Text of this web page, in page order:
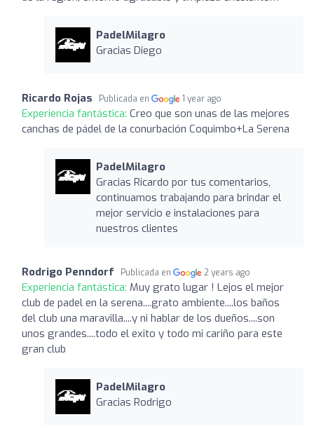
PadelMilagro
Gracias Diego
Ricardo Rojas Publicada en 1 year ago
Experiencia fantástica: Creo que son unas de las mejores
canchas de pádel de la conurbación Coquimbo+La Serena
PadelMilagro
Gracias Ricardo por tus comentarios,
continuamos trabajando para brindar el
mejor servicio e instalaciones para
nuestros clientes
Rodrigo Penndorf Publicada en 2 years ago
Experiencia fantástica: Muy grato lugar ! Lejos el mejor
club de padel en la serena....grato ambiente....los baños
del club una maravilla....y ni hablar de los dueños....son
unos grandes....todo el exito y todo mi cariño para este
gran club
PadelMilagro
Gracias Rodrigo